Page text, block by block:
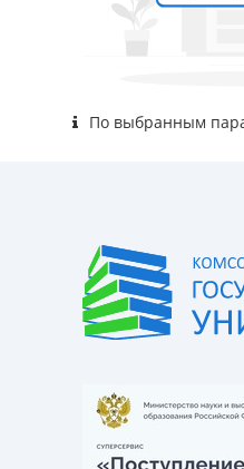
По выбранным